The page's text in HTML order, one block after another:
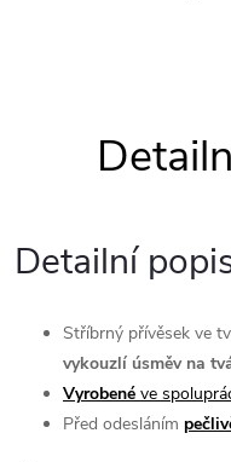
Detailní
Stříbrný přívěsek ve
vykouzlí úsměv na
Vyrobené ve
Před odesláním